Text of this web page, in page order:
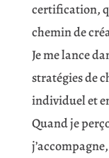
certification,
chemin de
Je me lance
stratégies de
individuel et
Quand je